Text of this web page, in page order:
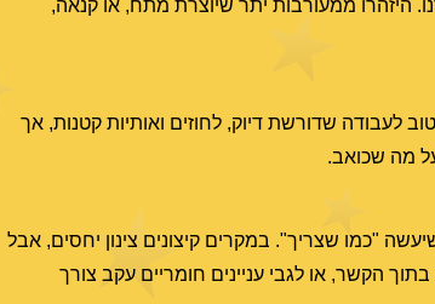
היזהרו ממעורבות יתר שיוצרת מתח, או קנאה,
לעבודה שדורשת דיוק, לחוזים ואותיות קטנות, אך
מה שכואב.
"כמו שצריך". במקרים קיצונים צינון יחסים, אבל
הקשר, או לגבי עניינים חומריים עקב צורך